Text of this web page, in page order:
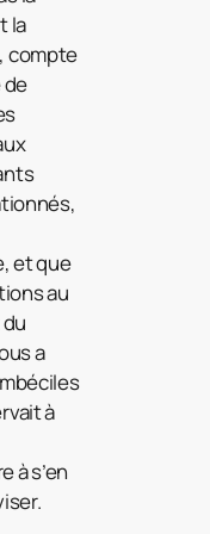
la
compte
de
et que
au
a
à
à s’en